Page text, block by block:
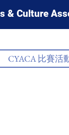
& Culture
CYACA 比賽活